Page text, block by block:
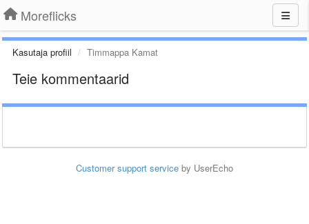
Moreflicks
Kasutaja profiil Timmappa Kamat
Teie kommentaarid
Customer support service by UserEcho